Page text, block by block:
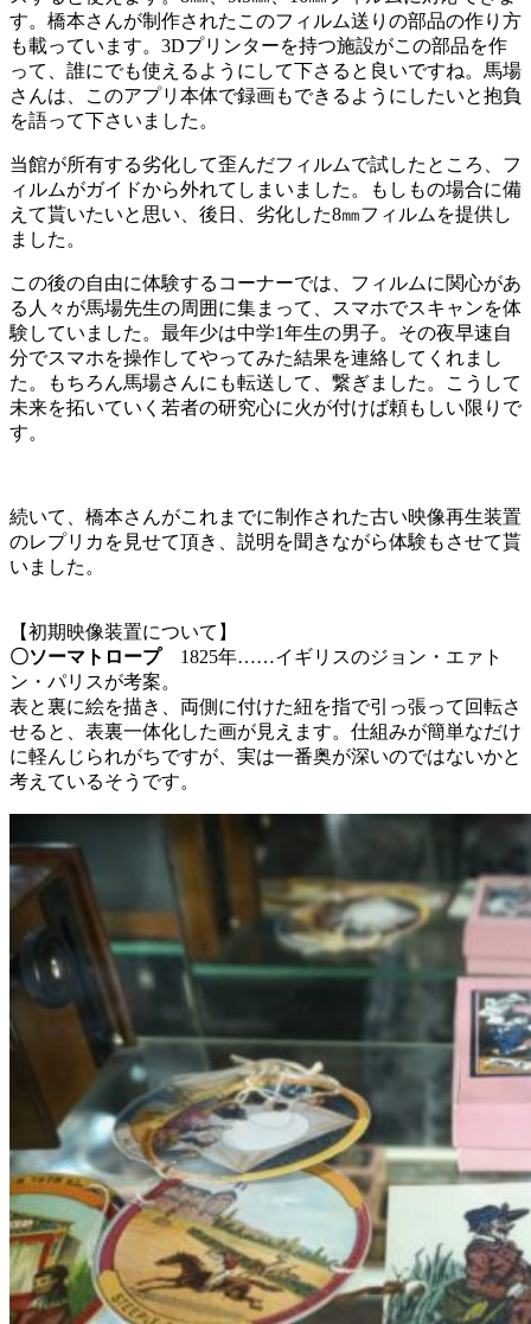
す。橋本さんが制作されたこのフィルム送りの部品の作り方
も載っています。3Dプリンターを持つ施設がこの部品を作
って、誰にでも使えるようにして下さると良いですね。馬場
さんは、このアプリ本体で録画もできるようにしたいと抱負
を語って下さいました。
当館が所有する劣化して歪んだフィルムで試したところ、フ
ィルムがガイドから外れてしまいました。もしもの場合に備
えて貰いたいと思い、後日、劣化した8㎜フィルムを提供し
ました。
この後の自由に体験するコーナーでは、フィルムに関心があ
る人々が馬場先生の周囲に集まって、スマホでスキャンを体
験していました。最年少は中学1年生の男子。その夜早速自
分でスマホを操作してやってみた結果を連絡してくれまし
た。もちろん馬場さんにも転送して、繋ぎました。こうして
未来を拓いていく若者の研究心に火が付けば頼もしい限りで
す。
続いて、橋本さんがこれまでに制作された古い映像再生装置
のレプリカを見せて頂き、説明を聞きながら体験もさせて貰
いました。
【初期映像装置について】
〇ソーマトロープ 1825年……イギリスのジョン・エァト
ン・パリスが考案。
表と裏に絵を描き、両側に付けた紐を指で引っ張って回転さ
せると、表裏一体化した画が見えます。仕組みが簡単なだけ
に軽んじられがちですが、実は一番奥が深いのではないかと
考えているそうです。